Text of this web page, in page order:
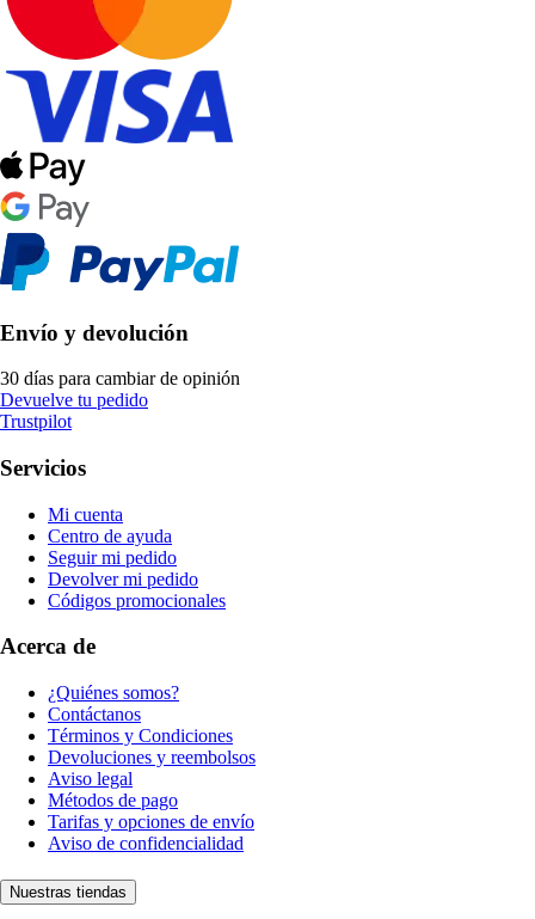
Envío y devolución
30 días para cambiar de opinión
Devuelve tu pedido
Trustpilot
Servicios
Mi cuenta
Centro de ayuda
Seguir mi pedido
Devolver mi pedido
Códigos promocionales
Acerca de
¿Quiénes somos?
Contáctanos
Términos y Condiciones
Devoluciones y reembolsos
Aviso legal
Métodos de pago
Tarifas y opciones de envío
Aviso de confidencialidad
Nuestras tiendas